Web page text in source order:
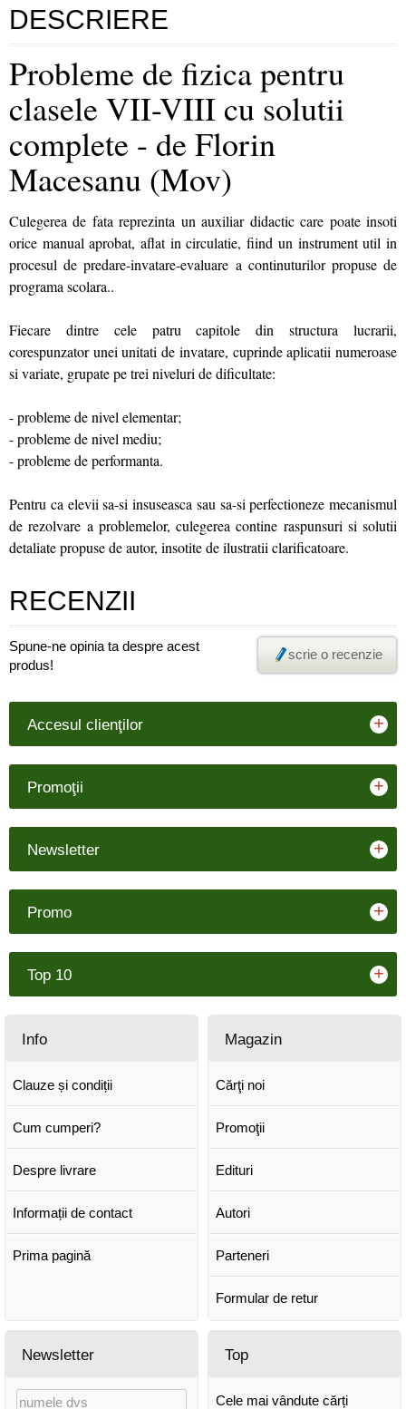
DESCRIERE
Probleme de fizica pentru
clasele VII-VIII cu solutii
complete - de Florin
Macesanu (Mov)
Culegerea de fata reprezinta un auxiliar didactic care poate insoti
orice manual aprobat, aflat in circulatie, fiind un instrument util in
procesul de predare-invatare-evaluare a continuturilor propuse de
programa scolara..
Fiecare dintre cele patru capitole din structura lucrarii,
corespunzator unei unitati de invatare, cuprinde aplicatii numeroase
si variate, grupate pe trei niveluri de dificultate:
- probleme de nivel elementar;
- probleme de nivel mediu;
- probleme de performanta.
Pentru ca elevii sa-si insuseasca sau sa-si perfectioneze mecanismul
de rezolvare a problemelor, culegerea contine raspunsuri si solutii
detaliate propuse de autor, insotite de ilustratii clarificatoare.
RECENZII
Spune-ne opinia ta despre acest
produs!
scrie o recenzie
Accesul clienţilor +
Promoţii +
Newsletter +
Promo +
Top 10 +
Info
Clauze și condiții
Cum cumperi?
Despre livrare
Informații de contact
Prima pagină
Magazin
Cărţi noi
Promoţii
Edituri
Autori
Parteneri
Formular de retur
Newsletter Top
Cele mai vândute cărți